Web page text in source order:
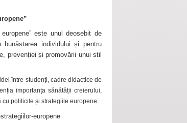
este unul deosebit de
individului și pentru
prevenției și promovării unui stil
între studenți, cadre didactice de
importanța sănătății creierului,
politicile și strategiile europene.
europene